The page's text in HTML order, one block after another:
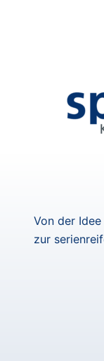
Von der Idee
zur